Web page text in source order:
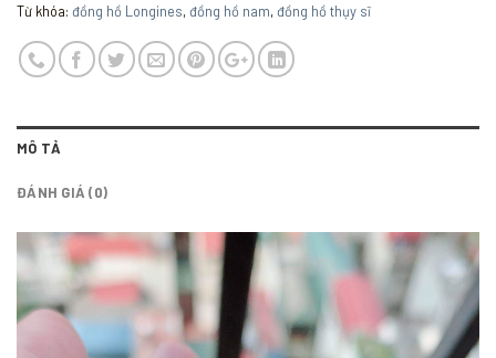
Từ khóa: đồng hồ Longines,đồng hồ nam,đồng hồ thụy sĩ
MÔ TẢ
ĐÁNH GIÁ (0)